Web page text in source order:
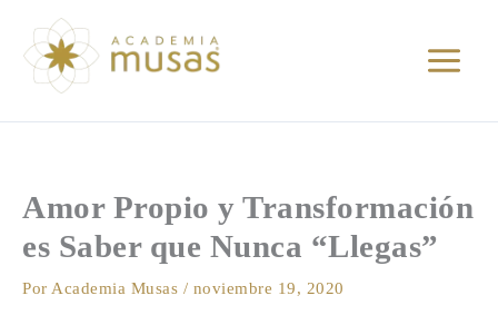
contenido
Amor Propio y Transformación
es Saber que Nunca “Llegas”
Por Academia Musas / noviembre 19, 2020